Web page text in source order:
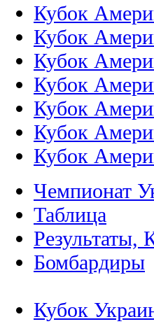
Кубок
Кубок
Кубок
Кубок
Кубок
Кубок
Кубок
Чемпионат
Таблица
Результаты,
Бомбардиры
Кубок